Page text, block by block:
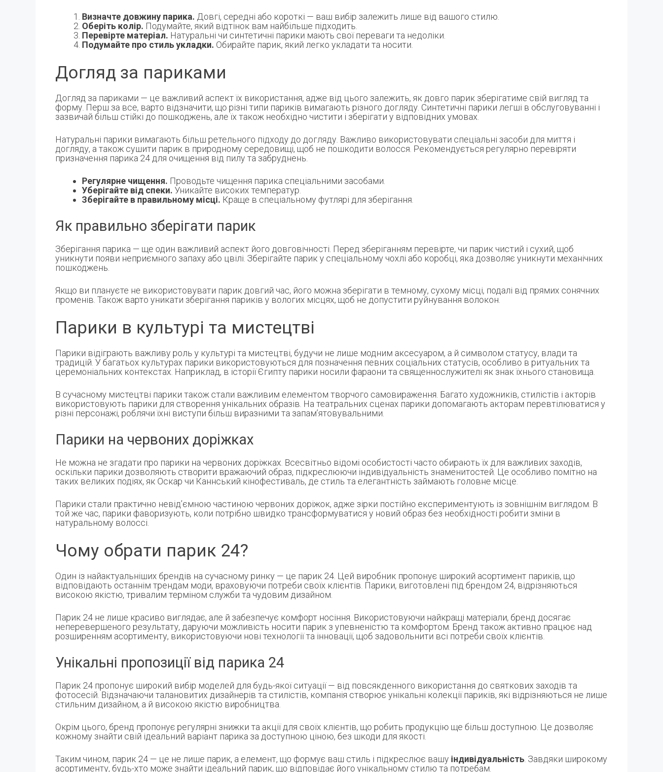
Визначте довжину парика. Довгі, середні або короткі — ваш вибір залежить лише від вашого стилю.
Оберіть колір. Подумайте, який відтінок вам найбільше підходить.
Перевірте матеріал. Натуральні чи синтетичні парики мають свої переваги та недоліки.
Подумайте про стиль укладки. Обирайте парик, який легко укладати та носити.
Догляд за париками
Догляд за париками — це важливий аспект їх використання, адже від цього залежить, як довго парик зберігатиме свій вигляд та
форму. Перш за все, варто відзначити, що різні типи париків вимагають різного догляду. Синтетичні парики легші в обслуговуванні і
зазвичай більш стійкі до пошкоджень, але їх також необхідно чистити і зберігати у відповідних умовах.
Натуральні парики вимагають більш ретельного підходу до догляду. Важливо використовувати спеціальні засоби для миття і
догляду, а також сушити парик в природному середовищі, щоб не пошкодити волосся. Рекомендується регулярно перевіряти
призначення парика 24 для очищення від пилу та забруднень.
Регулярне чищення. Проводьте чищення парика спеціальними засобами.
Уберігайте від спеки. Уникайте високих температур.
Зберігайте в правильному місці. Краще в спеціальному футлярі для зберігання.
Як правильно зберігати парик
Зберігання парика — ще один важливий аспект його довговічності. Перед зберіганням перевірте, чи парик чистий і сухий, щоб
уникнути появи неприємного запаху або цвілі. Зберігайте парик у спеціальному чохлі або коробці, яка дозволяє уникнути механічних
пошкоджень.
Якщо ви плануєте не використовувати парик довгий час, його можна зберігати в темному, сухому місці, подалі від прямих сонячних
променів. Також варто уникати зберігання париків у вологих місцях, щоб не допустити руйнування волокон.
Парики в культурі та мистецтві
Парики відіграють важливу роль у культурі та мистецтві, будучи не лише модним аксесуаром, а й символом статусу, влади та
традицій. У багатьох культурах парики використовуються для позначення певних соціальних статусів, особливо в ритуальних та
церемоніальних контекстах. Наприклад, в історії Єгипту парики носили фараони та священнослужителі як знак їхнього становища.
В сучасному мистецтві парики також стали важливим елементом творчого самовираження. Багато художників, стилістів і акторів
використовують парики для створення унікальних образів. На театральних сценах парики допомагають акторам перевтілюватися у
різні персонажі, роблячи їхні виступи більш виразними та запам’ятовувальними.
Парики на червоних доріжках
Не можна не згадати про парики на червоних доріжках. Всесвітньо відомі особистості часто обирають їх для важливих заходів,
оскільки парики дозволяють створити вражаючий образ, підкреслюючи індивідуальність знаменитостей. Це особливо помітно на
таких великих подіях, як Оскар чи Каннський кінофестиваль, де стиль та елегантність займають головне місце.
Парики стали практично невід’ємною частиною червоних доріжок, адже зірки постійно експериментують із зовнішнім виглядом. В
той же час, парики фаворизують, коли потрібно швидко трансформуватися у новий образ без необхідності робити зміни в
натуральному волоссі.
Чому обрати парик 24?
Один із найактуальніших брендів на сучасному ринку — це парик 24. Цей виробник пропонує широкий асортимент париків, що
відповідають останнім трендам моди, враховуючи потреби своїх клієнтів. Парики, виготовлені під брендом 24, відрізняються
високою якістю, тривалим терміном служби та чудовим дизайном.
Парик 24 не лише красиво виглядає, але й забезпечує комфорт носіння. Використовуючи найкращі матеріали, бренд досягає
неперевершеного результату, даруючи можливість носити парик з упевненістю та комфортом. Бренд також активно працює над
розширенням асортименту, використовуючи нові технології та інновації, щоб задовольнити всі потреби своїх клієнтів.
Унікальні пропозиції від парика 24
Парик 24 пропонує широкий вибір моделей для будь-якої ситуації — від повсякденного використання до святкових заходів та
фотосесій. Відзначаючи талановитих дизайнерів та стилістів, компанія створює унікальні колекції париків, які відрізняються не лише
стильним дизайном, а й високою якістю виробництва.
Окрім цього, бренд пропонує регулярні знижки та акції для своїх клієнтів, що робить продукцію ще більш доступною. Це дозволяє
кожному знайти свій ідеальний варіант парика за доступною ціною, без шкоди для якості.
Таким чином, парик 24 — це не лише парик, а елемент, що формує ваш стиль і підкреслює вашу індивідуальність . Завдяки широкому
асортименту, будь-хто може знайти ідеальний парик, що відповідає його унікальному стилю та потребам.